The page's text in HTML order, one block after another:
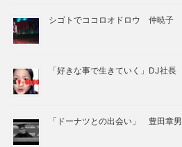
シゴトでココロオドロウ 仲暁子
「好きな事で生きていく」DJ社長
「ドーナツとの出会い」 豊田章男